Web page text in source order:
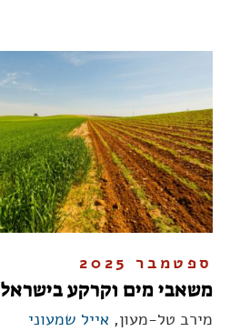
ספטמבר 2025
משאבי מים וקרקע בישראל 2050
מירב טל-מעון, אייל שמעוני